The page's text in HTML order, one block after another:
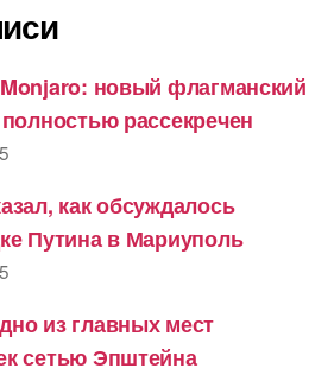
новый флагманский
рассекречен
как обсуждалось
Путина в Мариуполь
из главных мест
сетью Эпштейна